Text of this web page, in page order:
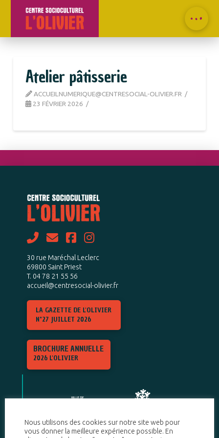
Atelier pâtisserie
ACCUEILNUMERIQUE@CENTRESOCIAL-OLIVIER.FR
23 FÉVRIER 2026
30 rue Maréchal Leclerc
69800 Saint Priest
T. 04 78 21 55 56
accueil@centresocial-olivier.fr
LA GAZETTE DE L'OLIVIER
N°27 JUILLET 2026
BROCHURE ANNUELLE
2026 L'OLIVIER
Nous utilisons des cookies sur notre site web pour
vous donner la meilleure expérience possible. En